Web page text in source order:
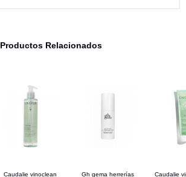
Productos Relacionados
Caudalie vinoclean
Gh gema herrerías
Caudalie